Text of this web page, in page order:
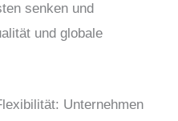
senken und
und globale
Unternehmen